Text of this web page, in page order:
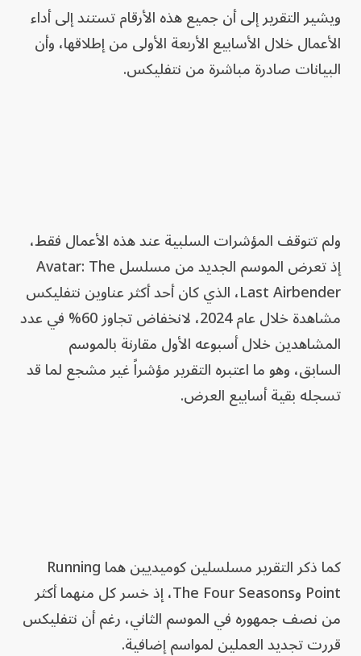
ويشير التقرير إلى أن جميع هذه الأرقام تستند إلى أداء
الأعمال خلال الأسابيع الأربعة الأولى من إطلاقها، وأن
البيانات صادرة مباشرة من نتفليكس.
ولم تتوقف المؤشرات السلبية عند هذه الأعمال فقط،
إذ تعرض الموسم الجديد من مسلسل Avatar: The
Last Airbender، الذي كان أحد أكثر عناوين نتفليكس
مشاهدة خلال عام 2024، لانخفاض تجاوز 60% في عدد
المشاهدين خلال أسبوعه الأول مقارنة بالموسم
السابق، وهو ما اعتبره التقرير مؤشراً غير مشجع لما قد
تسجله بقية أسابيع العرض.
كما ذكر التقرير مسلسلين كوميديين هما Running
Point وThe Four Seasons، إذ خسر كل منهما أكثر
من نصف جمهوره في الموسم الثاني، رغم أن نتفليكس
قررت تجديد العملين لمواسم إضافية.